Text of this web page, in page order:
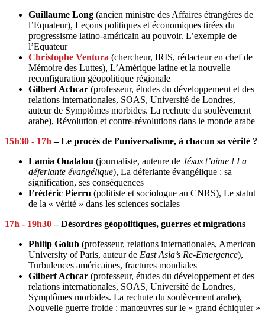
Guillaume Long (ancien ministre des Affaires étrangères de
l’Equateur), Leçons politiques et économiques tirées du
progressisme latino-américain au pouvoir. L’exemple de
l’Equateur
Christophe Ventura (chercheur, IRIS, rédacteur en chef de
Mémoire des Luttes), L’Amérique latine et la nouvelle
reconfiguration géopolitique régionale
Gilbert Achcar (professeur, études du développement et des
relations internationales, SOAS, Université de Londres,
auteur de Symptômes morbides. La rechute du soulèvement
arabe), Révolution et contre-révolutions dans le monde arabe
15h30 - 17h – Le procès de l’universalisme, à chacun sa vérité ?
Lamia Oualalou (journaliste, auteure de Jésus t’aime ! La
déferlante évangélique), La déferlante évangélique : sa
signification, ses conséquences
Frédéric Pierru (politiste et sociologue au CNRS), Le statut
de la « vérité » dans les sciences sociales
17h - 19h30– Désordres géopolitiques, guerres et migrations
Philip Golub (professeur, relations internationales, American
University of Paris, auteur de East Asia’s Re-Emergence),
Turbulences américaines, fractures mondiales
Gilbert Achcar (professeur, études du développement et des
relations internationales, SOAS, Université de Londres,
Symptômes morbides. La rechute du soulèvement arabe),
Nouvelle guerre froide : manœuvres sur le « grand échiquier »